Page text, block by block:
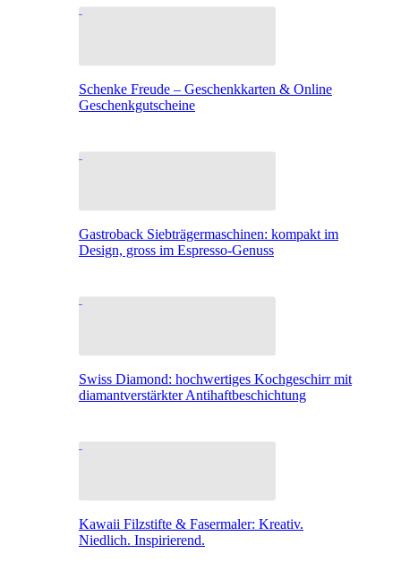
Schenke Freude – Geschenkkarten & Online
Geschenkgutscheine
Gastroback Siebträgermaschinen: kompakt im
Design, gross im Espresso-Genuss
Swiss Diamond: hochwertiges Kochgeschirr mit
diamantverstärkter Antihaftbeschichtung
Kawaii Filzstifte & Fasermaler: Kreativ.
Niedlich. Inspirierend.